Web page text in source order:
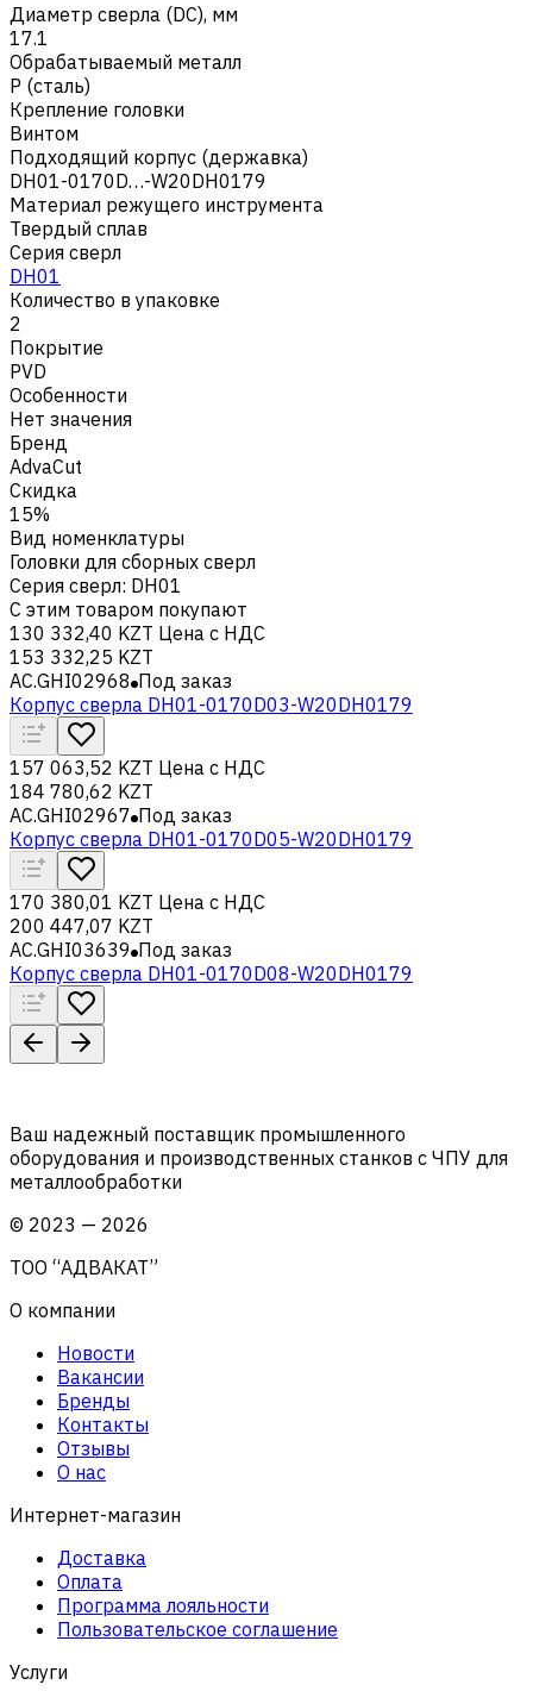
Диаметр сверла (DC), мм
17.1
Обрабатываемый металл
Р (сталь)
Крепление головки
Винтом
Подходящий корпус (державка)
DH01-0170D…-W20DH0179
Материал режущего инструмента
Твердый сплав
Серия сверл
DH01
Количество в упаковке
2
Покрытие
PVD
Особенности
Нет значения
Бренд
AdvaCut
Скидка
15%
Вид номенклатуры
Головки для сборных сверл
Серия сверл: DH01
С этим товаром покупают
130 332,40 KZT Цена с НДС
153 332,25 KZT
AC.GHI02968 Под заказ
Корпус сверла DH01-0170D03-W20DH0179
157 063,52 KZT Цена с НДС
184 780,62 KZT
AC.GHI02967 Под заказ
Корпус сверла DH01-0170D05-W20DH0179
170 380,01 KZT Цена с НДС
200 447,07 KZT
AC.GHI03639 Под заказ
Корпус сверла DH01-0170D08-W20DH0179
Ваш надежный поставщик промышленного
оборудования и производственных станков с ЧПУ для
металлообработки
© 2023 — 2026
ТОО “АДВАКАТ”
О компании
Новости
Вакансии
Бренды
Контакты
Отзывы
О нас
Интернет-магазин
Доставка
Оплата
Программа лояльности
Пользовательское соглашение
Услуги